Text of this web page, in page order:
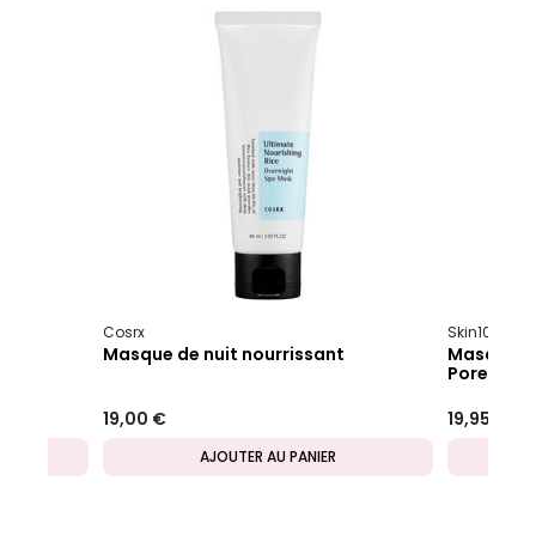
Cosrx
Masque de nuit nourrissant
19,00 €
AJOUTER AU PANIER
Skin1004
Masque
19,95 €